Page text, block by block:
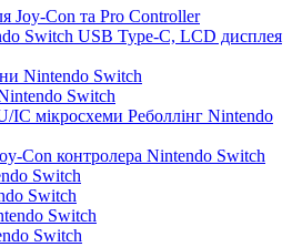
Joy-Con та Pro Controller
Switch USB Type-C, LCD дисплея
Nintendo Switch
Switch
IC мікросхеми Реболлінг Nintendo
Con контролера Nintendo Switch
Switch
Switch
Switch
Switch